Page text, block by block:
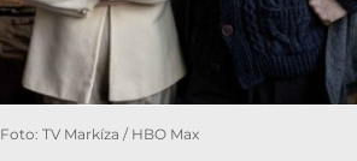
Foto: TV Markíza / HBO Max